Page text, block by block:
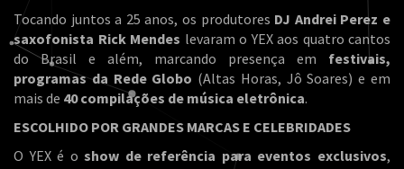
Tocando juntos a 25 anos, os produtores DJ Andrei Perez e
saxofonista Rick Mendes levaram o YEX aos quatro cantos
do Brasil e além, marcando presença em festivais,
programas da Rede Globo (Altas Horas, Jô Soares) e em
mais de 40 compilações de música eletrônica.
ESCOLHIDO POR GRANDES MARCAS E CELEBRIDADES
O YEX é oshow de referência para eventos exclusivos,